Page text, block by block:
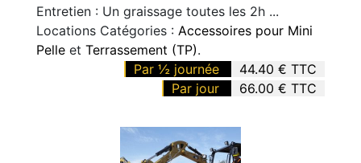
Entretien : Un graissage toutes les 2h ...
Locations Catégories : Accessoires pour Mini
Pelle et Terrassement (TP).
Par ½ journée
44.40 € TTC
Par jour
66.00 € TTC